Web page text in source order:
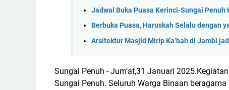
Jadwal Buka Puasa Kerinci-Sungai Penuh
Berbuka Puasa, Haruskah Selalu dengan
Arsitektur Masjid Mirip Ka’bah di Jambi
Sungai Penuh - Jum’at,31 Januari
Sungai Penuh. Seluruh Warga Binaan